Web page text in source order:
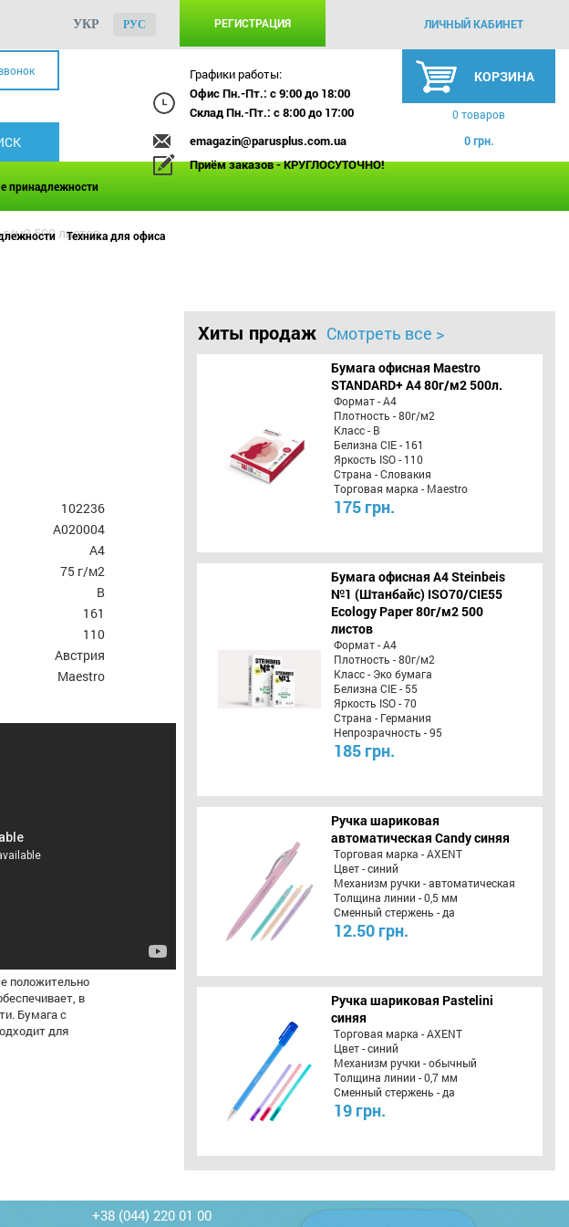
РЕГИСТРАЦИЯ ЛИЧНЫЙ КАБИНЕТ
УКР РУС
Графики работы:
Офис Пн.-Пт.: с 9:00 до 18:00
Склад Пн.-Пт.: с 8:00 до 17:00
emagazin@parusplus.com.ua
Приём заказов - КРУГЛОСУТОЧНО!
КОРЗИНА
0 товаров
0 грн.
принадлежности
Техника для офиса
м2 500 листов
102236
А020004
А4
75 г/м2
B
161
110
Австрия
Maestro
положительно
в
Бумага с
для
Хиты продаж Смотреть все >
Бумага офисная Maestro
STANDARD+ А4 80г/м2 500л.
Формат - А4
Плотность - 80г/м2
Класс - B
Белизна CIE - 161
Яркость ISO - 110
Страна - Словакия
Торговая марка - Maestro
175 грн.
Бумага офисная A4 Steinbeis
№1 (Штанбайс) ISO70/СІЕ55
Ecology Paper 80г/м2 500
листов
Формат - А4
Плотность - 80г/м2
Класс - Эко бумага
Белизна CIE - 55
Яркость ISO - 70
Страна - Германия
Непрозрачность - 95
185 грн.
Ручка шариковая
автоматическая Candy синяя
Торговая марка - AXENT
Цвет - синий
Механизм ручки - автоматическая
Толщина линии - 0,5 мм
Сменный стержень - да
12.50 грн.
Ручка шариковая Pastelini
синяя
Торговая марка - AXENT
Цвет - синий
Механизм ручки - обычный
Толщина линии - 0,7 мм
Сменный стержень - да
19 грн.
+38 (044) 220 01 00